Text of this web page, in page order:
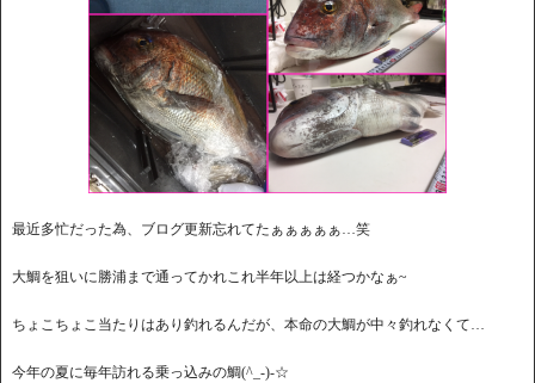
最近多忙だった為、ブログ更新忘れてたぁぁぁぁぁ…笑
大鯛を狙いに勝浦まで通ってかれこれ半年以上は経つかなぁ~
ちょこちょこ当たりはあり釣れるんだが、本命の大鯛が中々釣れなくて…
今年の夏に毎年訪れる乗っ込みの鯛(^_-)-☆